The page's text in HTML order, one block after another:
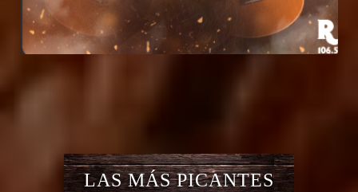
LAS MÁS PICANTES